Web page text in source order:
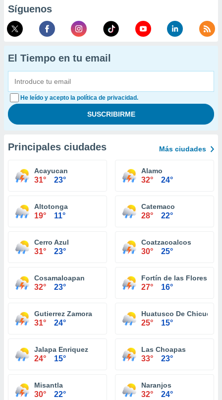
Síguenos
El Tiempo en tu email
He leído y acepto la política de privacidad.
Principales ciudades Más ciudades
Acayucan
31° 23°
Alamo
32° 24°
Altotonga
19° 11°
Catemaco
28° 22°
Cerro Azul
31° 23°
Coatzacoalcos
30° 25°
Cosamaloapan
32° 23°
Fortín de las Flores
27° 16°
Gutierrez Zamora
31° 24°
Huatusco De Chicuellar
25° 15°
Jalapa Enriquez
24° 15°
Las Choapas
33° 23°
Misantla
30° 22°
Naranjos
32° 24°